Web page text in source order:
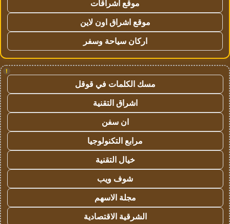
موقع اشراقات
موقع اشراق اون لاين
اركان سياحة وسفر
!
مسك الكلمات في قوقل
اشراق التقنية
ان سفن
مرابع التكنولوجيا
خيال التقنية
شوف ويب
مجلة الاسهم
الشرقية الاقتصادية